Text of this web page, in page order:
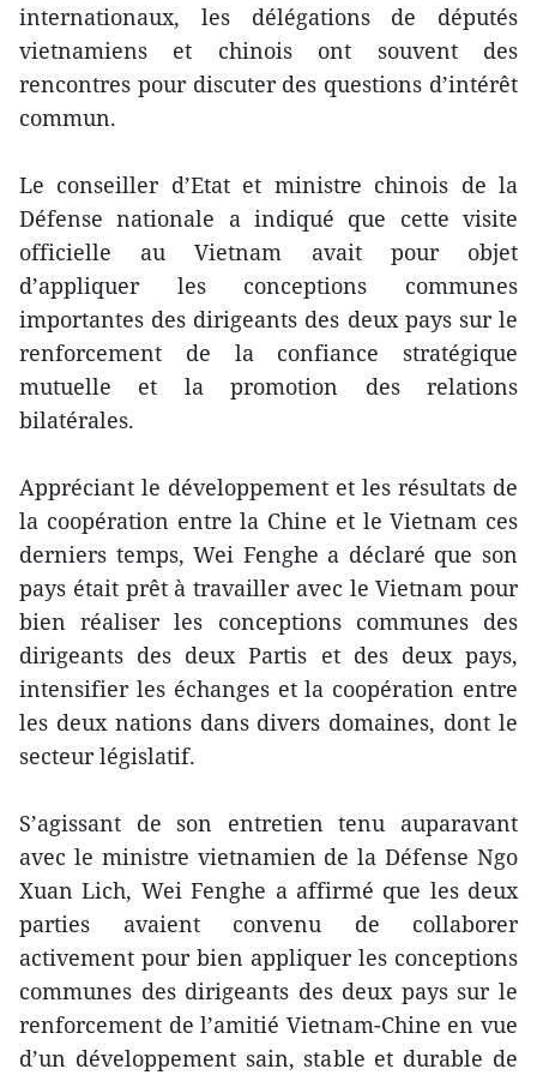
internationaux, les délégations de députés
vietnamiens et chinois ont souvent des
rencontres pour discuter des questions d’intérêt
commun.
Le conseiller d’Etat et ministre chinois de la
Défense nationale a indiqué que cette visite
officielle au Vietnam avait pour objet
d’appliquer les conceptions communes
importantes des dirigeants des deux pays sur le
renforcement de la confiance stratégique
mutuelle et la promotion des relations
bilatérales.
Appréciant le développement et les résultats de
la coopération entre la Chine et le Vietnam ces
derniers temps, Wei Fenghe a déclaré que son
pays était prêt à travailler avec le Vietnam pour
bien réaliser les conceptions communes des
dirigeants des deux Partis et des deux pays,
intensifier les échanges et la coopération entre
les deux nations dans divers domaines, dont le
secteur législatif.
S’agissant de son entretien tenu auparavant
avec le ministre vietnamien de la Défense Ngo
Xuan Lich, Wei Fenghe a affirmé que les deux
parties avaient convenu de collaborer
activement pour bien appliquer les conceptions
communes des dirigeants des deux pays sur le
renforcement de l’amitié Vietnam-Chine en vue
d’un développement sain, stable et durable de